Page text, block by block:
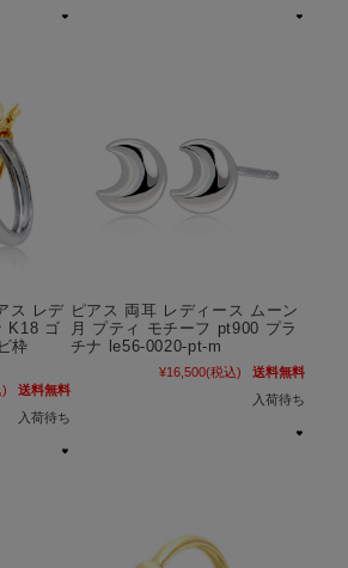
ス レデ
K18 ゴ
枠
送料無料
入荷待ち
ピアス 両耳 レディース ムーン
月 プティ モチーフ pt900 プラ
チナ le56-0020-pt-m
¥16,500(税込)
送料無料
入荷待ち